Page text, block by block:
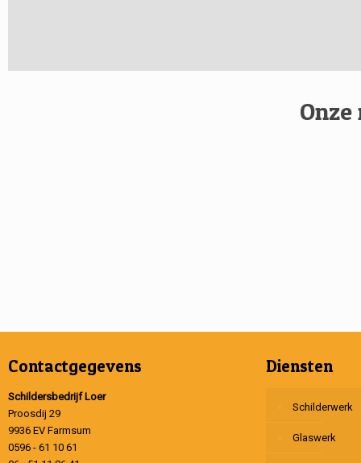
Contactgegevens
Schildersbedrijf Loer
Proosdij 29
9936 EV Farmsum
0596 - 61 10 61
Diensten
Schilderwerk
Glaswerk